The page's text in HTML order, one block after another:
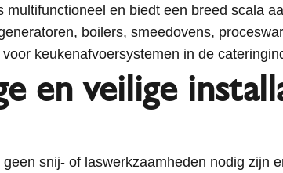
multifunctioneel en biedt een breed scala
boilers, smeedovens,
keukenafvoersystemen in de
en veilige
snij- of laswerkzaamheden nodig zijn